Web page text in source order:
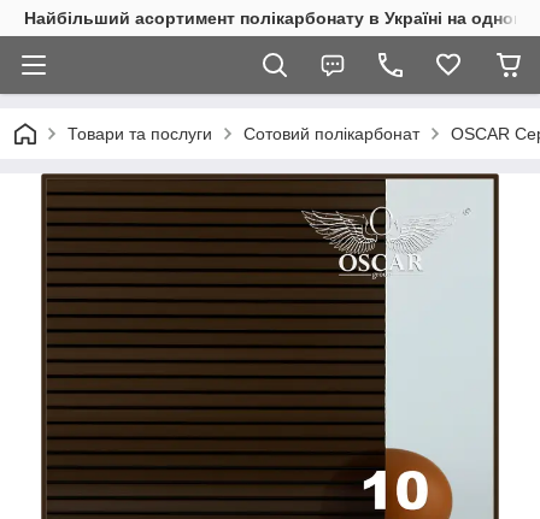
Найбільший асортимент полікарбонату в Україні на одному
Товари та послуги Сотовий полікарбонат OSCAR